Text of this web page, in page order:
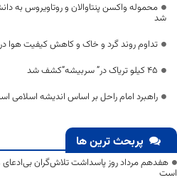
محموله واکسن پنتاوالان و روتاویروس به
شد
تداوم روند گرد و خاک و کاهش کیفیت هوا
45 کيلو تریاک در” سربیشه”کشف شد
راهبرد امام راحل بر اساس اندیشه اسلامی
پربحث ترین ها
هفدهم مرداد روز پاسداشت تلاش‌گران
است